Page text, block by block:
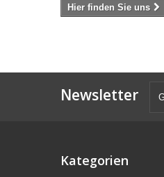
Hier finden Sie uns
Newsletter
Kategorien